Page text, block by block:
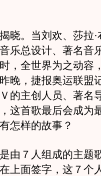
。当刘欢、莎拉·
乐总设计、著名音
，全世界为之动容
晚，捷报奥运联盟
的主创人员、著名
这首歌最后会成为
怎样的故事？
７人组成的主题
上面签字，这７个